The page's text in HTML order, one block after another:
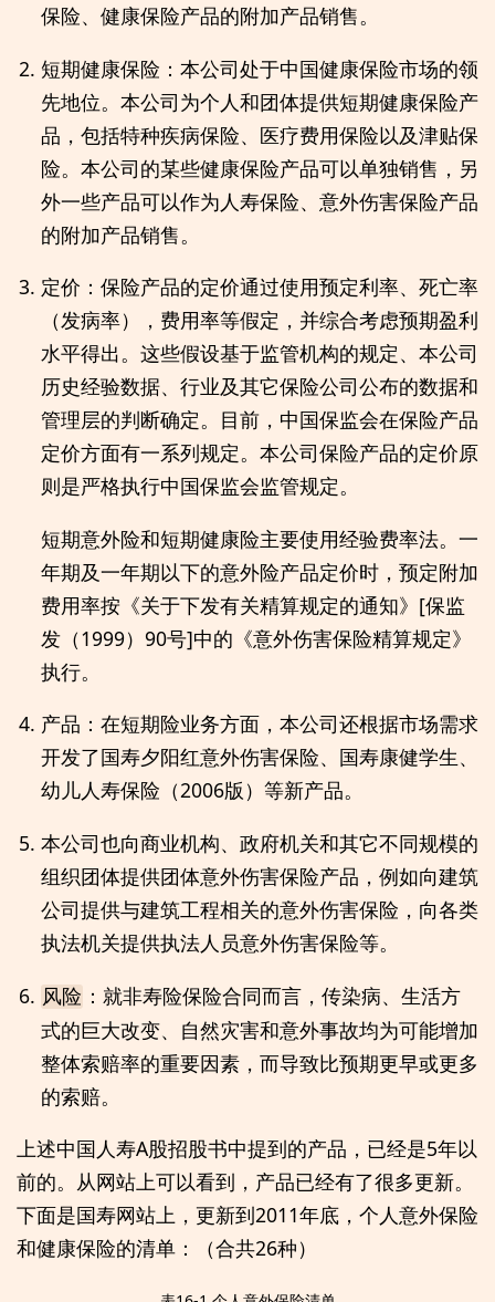
保险、健康保险产品的附加产品销售。
短期健康保险：本公司处于中国健康保险市场的领
先地位。本公司为个人和团体提供短期健康保险产
品，包括特种疾病保险、医疗费用保险以及津贴保
险。本公司的某些健康保险产品可以单独销售，另
外一些产品可以作为人寿保险、意外伤害保险产品
的附加产品销售。
定价：保险产品的定价通过使用预定利率、死亡率
（发病率），费用率等假定，并综合考虑预期盈利
水平得出。这些假设基于监管机构的规定、本公司
历史经验数据、行业及其它保险公司公布的数据和
管理层的判断确定。目前，中国保监会在保险产品
定价方面有一系列规定。本公司保险产品的定价原
则是严格执行中国保监会监管规定。
短期意外险和短期健康险主要使用经验费率法。一
年期及一年期以下的意外险产品定价时，预定附加
费用率按《关于下发有关精算规定的通知》[保监
发（1999）90号]中的《意外伤害保险精算规定》
执行。
产品：在短期险业务方面，本公司还根据市场需求
开发了国寿夕阳红意外伤害保险、国寿康健学生、
幼儿人寿保险（2006版）等新产品。
本公司也向商业机构、政府机关和其它不同规模的
组织团体提供团体意外伤害保险产品，例如向建筑
公司提供与建筑工程相关的意外伤害保险，向各类
执法机关提供执法人员意外伤害保险等。
风险 ：就非寿险保险合同而言，传染病、生活方
式的巨大改变、自然灾害和意外事故均为可能增加
整体索赔率的重要因素，而导致比预期更早或更多
的索赔。
上述中国人寿A股招股书中提到的产品，已经是5年以
前的。从网站上可以看到，产品已经有了很多更新。
下面是国寿网站上，更新到2011年底，个人意外保险
和健康保险的清单：（合共26种）